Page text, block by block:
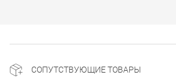
СОПУТСТВУЮЩИЕ ТОВАРЫ